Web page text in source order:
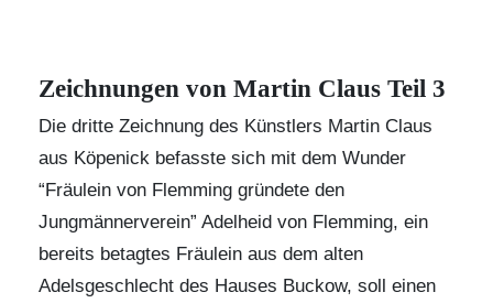
Zeichnungen von Martin Claus Teil 3
Die dritte Zeichnung des Künstlers Martin Claus
aus Köpenick befasste sich mit dem Wunder
“Fräulein von Flemming gründete den
Jungmännerverein” Adelheid von Flemming, ein
bereits betagtes Fräulein aus dem alten
Adelsgeschlecht des Hauses Buckow, soll einen